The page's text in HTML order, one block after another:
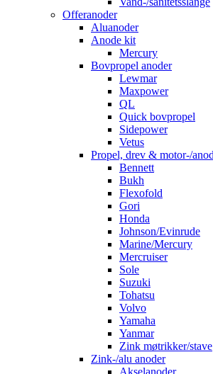
Offeranoder
Aluanoder
Anode kit
Mercury
Bovpropel anoder
Lewmar
Maxpower
QL
Quick bovpropel
Sidepower
Vetus
Propel, drev & motor-/
Bennett
Bukh
Flexofold
Gori
Honda
Johnson/Evinrude
Marine/Mercury
Mercruiser
Sole
Suzuki
Tohatsu
Volvo
Yamaha
Yanmar
Zink møtrikker/stave
Zink-/alu anoder